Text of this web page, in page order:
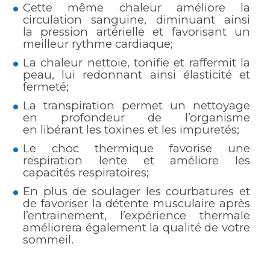
Cette même chaleur améliore la
circulation sanguine, diminuant ainsi
la pression artérielle et favorisant un
meilleur rythme cardiaque;
La chaleur nettoie, tonifie et raffermit la
peau, lui redonnant ainsi élasticité et
fermeté;
La transpiration permet un nettoyage
en profondeur de l’organisme
en libérant les toxines et les impuretés;
Le choc thermique favorise une
respiration lente et améliore les
capacités respiratoires;
En plus de soulager les courbatures et
de favoriser la détente musculaire après
l’entrainement, l’expérience thermale
améliorera également la qualité de votre
sommeil.